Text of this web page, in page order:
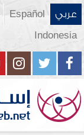
عربي Español
Indonesia